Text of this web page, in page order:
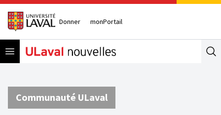
Donner monPortail
Open menu
Communauté ULaval